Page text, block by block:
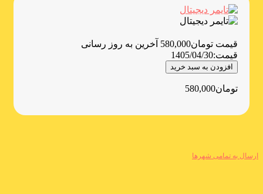
قیمت تومان580,000 آخرین به روز رسانی
قیمت:1405/04/30
افزودن به سبد خرید
تومان580,000
ارسال به تمامی شهرها